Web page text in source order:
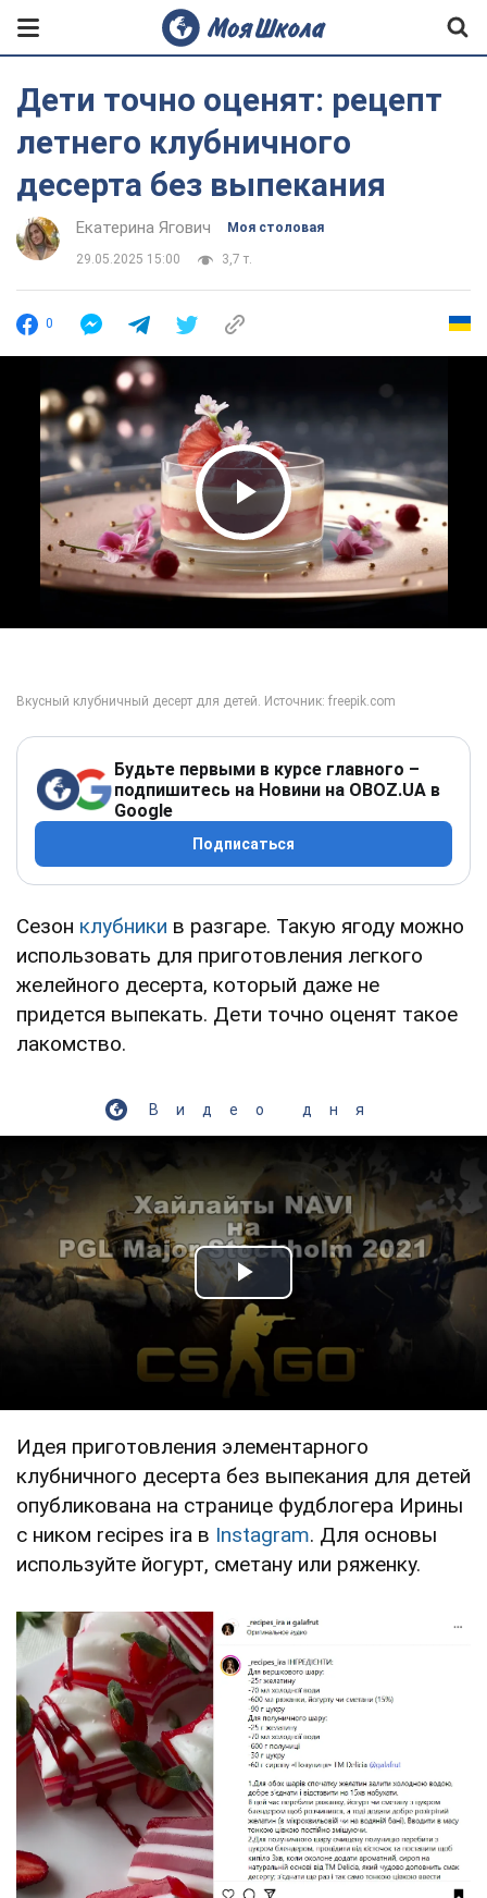
Дети точно оценят: рецепт
летнего клубничного
десерта без выпекания
Екатерина Ягович Моя столовая
29.05.2025 15:00 3,7 т.
0
Play Video
Будьте первыми в курсе главного –
подпишитесь на Новини на OBOZ.UA в
Google
Подписаться
Сезон клубники в разгаре. Такую ягоду можно
использовать для приготовления легкого
желейного десерта, который даже не
придется выпекать. Дети точно оценят такое
лакомство.
Видео дня
Play Video
Идея приготовления элементарного
клубничного десерта без выпекания для детей
опубликована на странице фудблогера Ирины
с ником recipes ira в Instagram. Для основы
используйте йогурт, сметану или ряженку.